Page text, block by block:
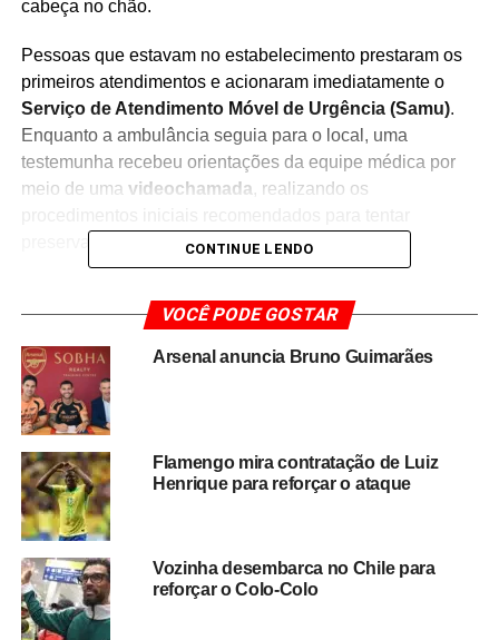
cabeça no chão.
Pessoas que estavam no estabelecimento prestaram os
primeiros atendimentos e acionaram imediatamente o
Serviço de Atendimento Móvel de Urgência (Samu).
Enquanto a ambulância seguia para o local, uma
testemunha recebeu orientações da equipe médica por
meio de uma videochamada, realizando os
preservar a vida da vítima.
socorrer o torcedor, ele não resistiu e morreu antes
de ser encaminhado para uma unidade de saúde.
caso gerou comoção entre os presentes e repercutiu nas
redes sociais, onde internautas lamentaram a tragédia
ocorrida durante a transmissão da partida.
As circunstâncias exatas do mal súbito ainda deverão ser
esclarecidas pelas autoridades competentes. A
ocorrência também reforça a importância da rapidez no
acionamento dos serviços de emergência e da adoção de
medidas de primeiros socorros em situações críticas.
O episódio transformou um momento de expectativa
CONTINUE LENDO
VOCÊ PODE GOSTAR
Arsenal anuncia Bruno Guimarães
Flamengo mira contratação de Luiz
Henrique para reforçar o ataque
Vozinha desembarca no Chile para
reforçar o Colo-Colo